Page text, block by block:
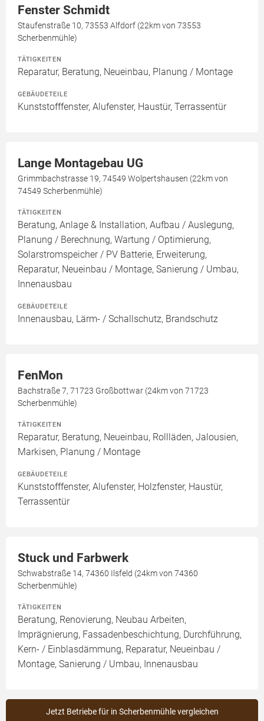
Fenster Schmidt
Staufenstraße 10, 73553 Alfdorf (22km von 73553
Scherbenmühle)
TÄTIGKEITEN
Reparatur, Beratung, Neueinbau, Planung / Montage
GEBÄUDETEILE
Kunststofffenster, Alufenster, Haustür, Terrassentür
Lange Montagebau UG
Grimmbachstrasse 19, 74549 Wolpertshausen (22km von
74549 Scherbenmühle)
TÄTIGKEITEN
Beratung, Anlage & Installation, Aufbau / Auslegung,
Planung / Berechnung, Wartung / Optimierung,
Solarstromspeicher / PV Batterie, Erweiterung,
Reparatur, Neueinbau / Montage, Sanierung / Umbau,
Innenausbau
GEBÄUDETEILE
Innenausbau, Lärm- / Schallschutz, Brandschutz
FenMon
Bachstraße 7, 71723 Großbottwar (24km von 71723
Scherbenmühle)
TÄTIGKEITEN
Reparatur, Beratung, Neueinbau, Rollläden, Jalousien,
Markisen, Planung / Montage
GEBÄUDETEILE
Kunststofffenster, Alufenster, Holzfenster, Haustür,
Terrassentür
Stuck und Farbwerk
Schwabstraße 14, 74360 Ilsfeld (24km von 74360
Scherbenmühle)
TÄTIGKEITEN
Beratung, Renovierung, Neubau Arbeiten,
Imprägnierung, Fassadenbeschichtung, Durchführung,
Kern- / Einblasdämmung, Reparatur, Neueinbau /
Montage, Sanierung / Umbau, Innenausbau
Jetzt Betriebe für in Scherbenmühle vergleichen